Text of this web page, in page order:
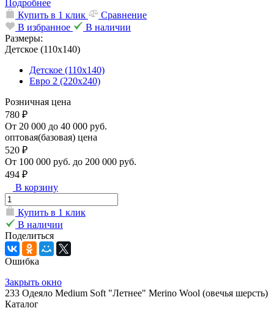
Подробнее
Купить в 1 клик
Сравнение
В избранное
В наличии
Размеры:
Детское (110х140)
Детское (110х140)
Евро 2 (220х240)
Розничная цена
780 ₽
От 20 000 до 40 000 руб.
оптовая(базовая) цена
520 ₽
От 100 000 руб. до 200 000 руб.
494 ₽
В корзину
Купить в 1 клик
В наличии
Поделиться
Ошибка
Закрыть окно
233 Одеяло Medium Soft "Летнее" Merino Wool (овечья шерсть)
Каталог